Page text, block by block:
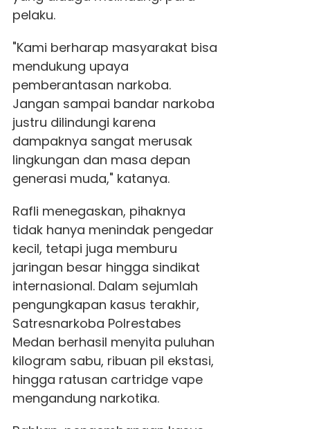
pelaku.
"Kami berharap masyarakat bisa
mendukung upaya
pemberantasan narkoba.
Jangan sampai bandar narkoba
justru dilindungi karena
dampaknya sangat merusak
lingkungan dan masa depan
generasi muda," katanya.
Rafli menegaskan, pihaknya
tidak hanya menindak pengedar
kecil, tetapi juga memburu
jaringan besar hingga sindikat
internasional. Dalam sejumlah
pengungkapan kasus terakhir,
Satresnarkoba Polrestabes
Medan berhasil menyita puluhan
kilogram sabu, ribuan pil ekstasi,
hingga ratusan cartridge vape
mengandung narkotika.